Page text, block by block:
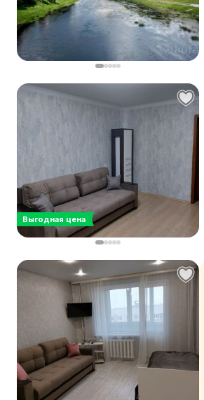
Выгодная цена